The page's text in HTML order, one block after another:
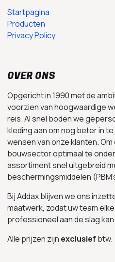
Startpagina
Producten
Privacy Policy
OVER ONS
Opgericht in 1990 met de
voorzien van hoogwaardige
reis. Al snel boden we
kleding aan om nog beter in
wensen van onze klanten.
bouwsector optimaal te
assortiment snel uitgebreid
beschermingsmiddelen
Bij Addax blijven we ons
maatwerk, zodat uw team
professioneel aan de slag kan.
Alle prijzen zijn exclusief btw.